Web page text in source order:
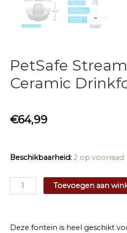
PetSafe
Ceramic
€64,99
Beschikbaarheid: 2 op voorraad
PetSafe
Streamside
Drinkfontein
Toevoegen aan
Deze fontein is heel geschikt